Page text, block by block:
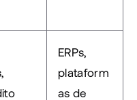
ERPs,
plataform
as de